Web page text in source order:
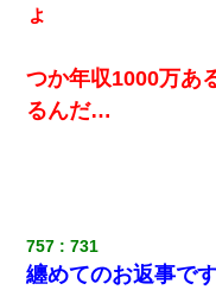
【ワロタ】姉から「肉食
この母親は娘の黒歴史を
ナンパにほいほい付いて
ょ
つか年収1000万あ
るんだ…
757 731
纏めてのお返事で